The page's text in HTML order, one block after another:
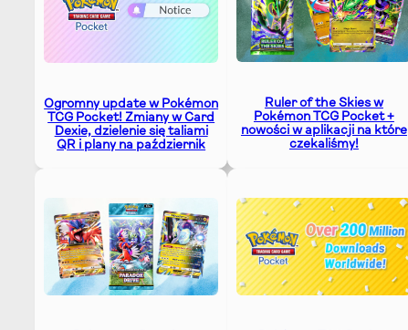
Ogromny update w Pokémon
TCG Pocket! Zmiany w Card
Dexie, dzielenie się taliami
QR i plany na październik
Ruler of the Skies w
Pokémon TCG Pocket +
nowości w aplikacji na które
czekaliśmy!